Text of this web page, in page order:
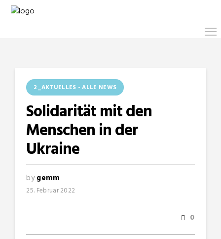
2_AKTUELLES - ALLE NEWS
Solidarität mit den
Menschen in der
Ukraine
bygemm
25. Februar 2022
0